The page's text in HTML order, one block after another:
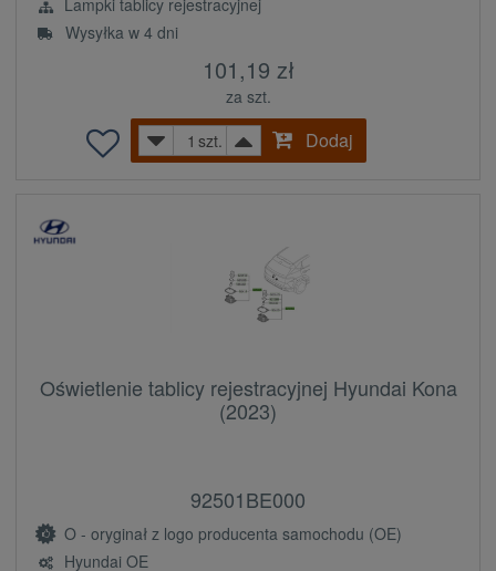
Lampki tablicy rejestracyjnej
Wysyłka w 4 dni
101,19 zł
za szt.
szt.
Dodaj
Oświetlenie tablicy rejestracyjnej Hyundai Kona
(2023)
92501BE000
O - oryginał z logo producenta samochodu (OE)
Hyundai OE